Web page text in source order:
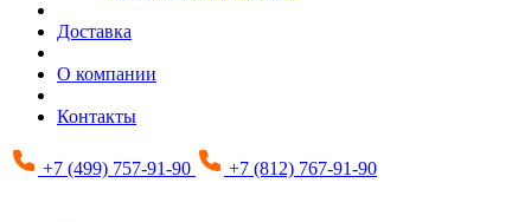
Доставка
О компании
Контакты
+7 (499) 757-91-90 +7 (812) 767-91-90